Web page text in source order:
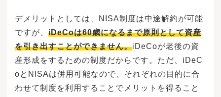
デメリットとしては、NISA制度は中途解約が可能
ですが、 iDeCoは60歳になるまで原則として資産
を引き出すことができません。iDeCoが老後の資
産形成をするための制度だからです。ただ、iDeC
oとNISAは併用可能なので、それぞれの目的に合
わせて制度を利用することでメリットを得ること